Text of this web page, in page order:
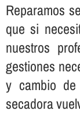
Reparamos
que si
nuestros
gestiones
y cambio
secadora